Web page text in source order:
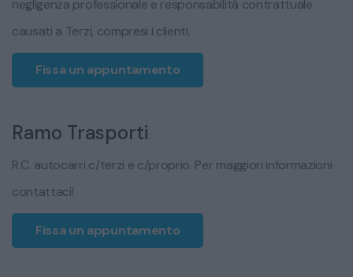
negligenza professionale e responsabilità contrattuale
causati a Terzi, compresi i clienti.
Fissa un appuntamento
Ramo Trasporti
R.C. autocarri c/terzi e c/proprio. Per maggiori informazioni
contattaci!
Fissa un appuntamento